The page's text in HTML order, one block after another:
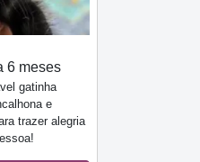
6 meses
gatinha
e
trazer alegria